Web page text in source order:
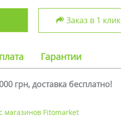
Заказ в 1 клик
Гарантии
грн, доставка бесплатно!
магазинов Fitomarket